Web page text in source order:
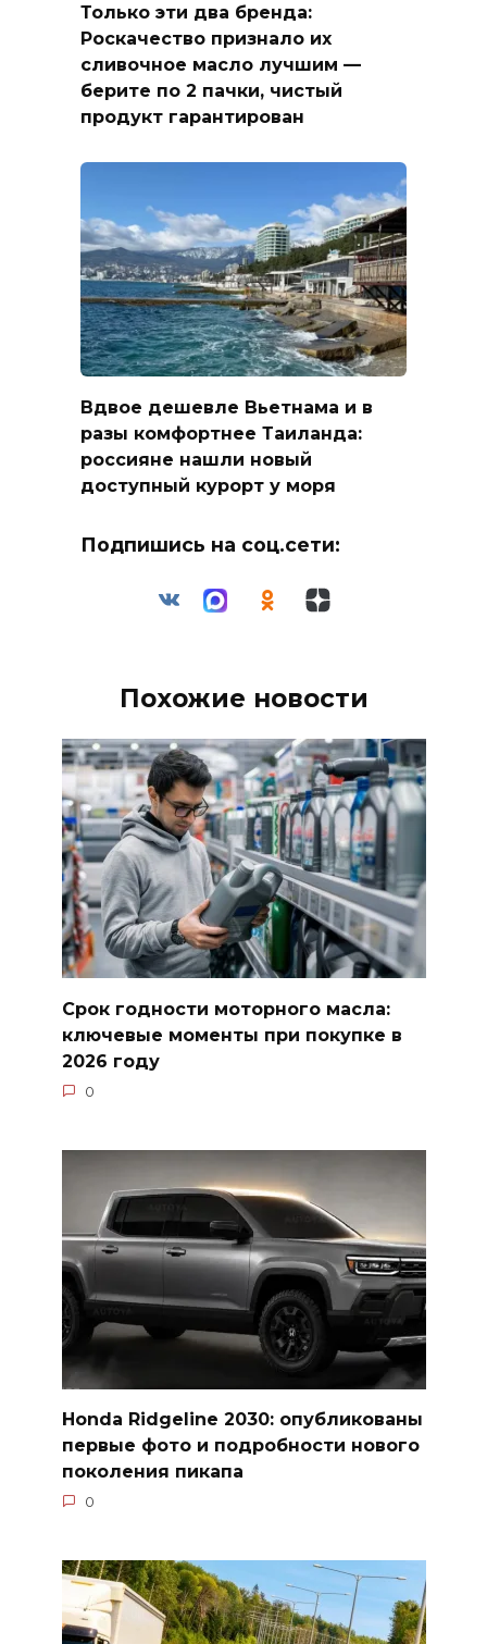
Только эти два бренда:
Роскачество признало их
сливочное масло лучшим —
берите по 2 пачки, чистый
продукт гарантирован
Вдвое дешевле Вьетнама и в
разы комфортнее Таиланда:
россияне нашли новый
доступный курорт у моря
Подпишись на соц.сети:
Похожие новости
Срок годности моторного масла:
ключевые моменты при покупке в
2026 году
0
Honda Ridgeline 2030: опубликованы
первые фото и подробности нового
поколения пикапа
0